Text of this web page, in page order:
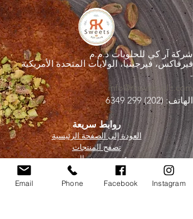
شركة آر كي للحلويات ذ.م.م
فيرفاكس، فيرجينيا، الولايات المتحدة الأمريكية
-
info@rksweetsllc.com
الهاتف:(202) 299 6349
روابط سريعة
العودة إلى الصفحة الرئيسية
تصفح المنتجات
عرض معرض الصور
عرض ملحق الشحن
انضم إلى برنامج الولاء الخاص بنا
عرض الشهادات
Email Phone Facebook Instagram